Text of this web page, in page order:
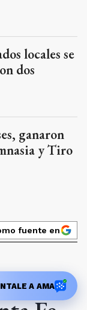
locales se
dos
ganaron
y Tiro
fuente en
A AMA